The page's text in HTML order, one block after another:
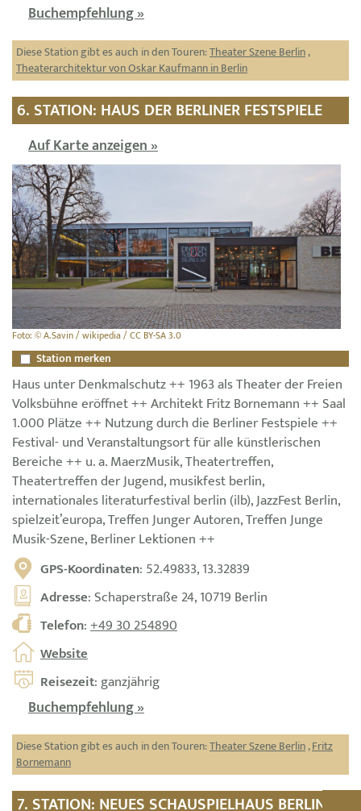
Buchempfehlung »
Diese Station gibt es auch in den Touren:Theater Szene Berlin,
Theaterarchitektur von Oskar Kaufmann in Berlin
6. STATION: HAUS DER BERLINER FESTSPIELE
Auf Karte anzeigen »
Foto: © A.Savin / wikipedia / CC BY-SA 3.0
Station merken
Haus unter Denkmalschutz ++ 1963 als Theater der Freien
Volksbühne eröffnet ++ Architekt Fritz Bornemann ++ Saal
1.000 Plätze ++ Nutzung durch die Berliner Festspiele ++
Festival- und Veranstaltungsort für alle künstlerischen
Bereiche ++ u. a. MaerzMusik, Theatertreffen,
Theatertreffen der Jugend, musikfest berlin,
internationales literaturfestival berlin (ilb), JazzFest Berlin,
spielzeit’europa, Treffen Junger Autoren, Treffen Junge
Musik-Szene, Berliner Lektionen ++
GPS-Koordinaten: 52.49833, 13.32839
Adresse: Schaperstraße 24, 10719 Berlin
Telefon:+49 30 254890
Website
Reisezeit: ganzjährig
Buchempfehlung »
Diese Station gibt es auch in den Touren:Theater Szene Berlin,Fritz
Bornemann
7. STATION: NEUES SCHAUSPIELHAUS BERLIN